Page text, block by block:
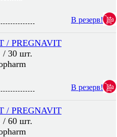
В резерв!
PREGNAVIT
/ 30 шт.
В резерв!
PREGNAVIT
/ 60 шт.